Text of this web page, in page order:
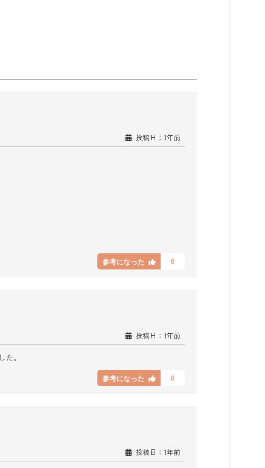
投稿日：1年前
参考になった 0
投稿日：1年前
。
参考になった 0
投稿日：1年前